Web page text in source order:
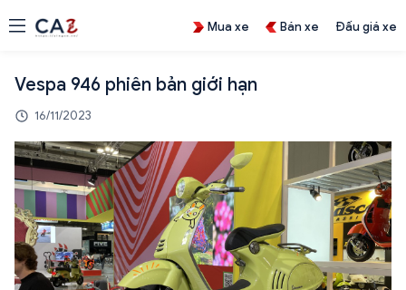
Mua xe Bán xe Đấu giá xe
Vespa 946 phiên bản giới hạn
16/11/2023